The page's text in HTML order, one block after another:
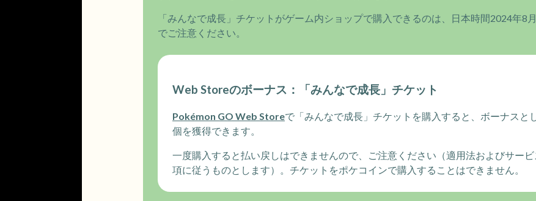
「みんなで成長」チケットがゲーム内ショップで購入できるのは、日本時間2024年8
でご注意ください。
Web Storeのボーナス：「みんなで成長」チケット
Pokémon GO Web Storeで「みんなで成長」チケットを購入すると、ボーナスと
個を獲得できます。
一度購入すると払い戻しはできませんので、ご注意ください（適用法およびサー
項に従うものとします）。チケットをポケコインで購入することはできません。